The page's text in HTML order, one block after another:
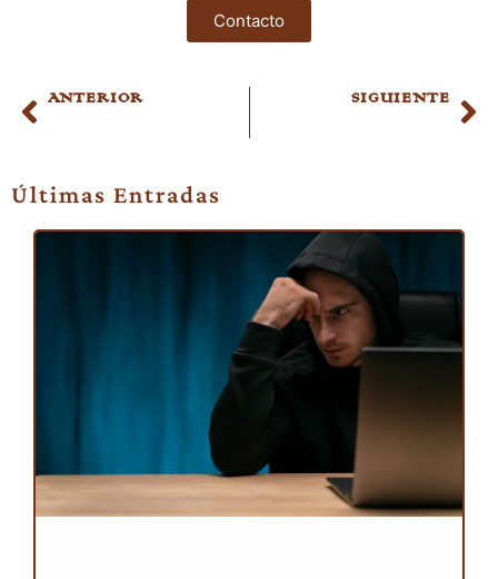
Contacto
ANTERIOR SIGUIENTE
Últimas Entradas